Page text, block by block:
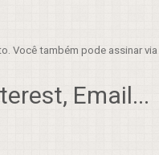
Você também pode assinar via
Email...